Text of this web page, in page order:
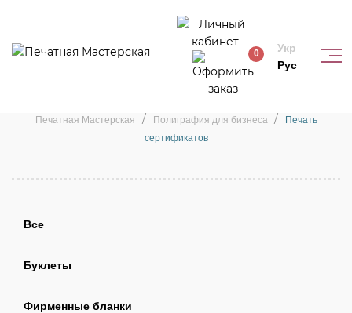
0
Укр
Рус
Печать сертификатов
Печатная Мастерская Полиграфия для бизнеса
Печать
сертификатов
Все
Буклеты
Фирменные бланки